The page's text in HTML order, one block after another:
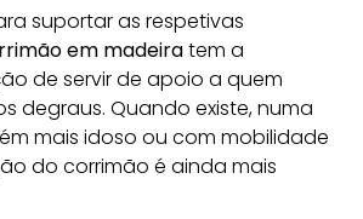
suportar as respetivas
em madeiratem a
de servir de apoio a quem
degraus. Quando existe, numa
mais idoso ou com mobilidade
do corrimão é ainda mais